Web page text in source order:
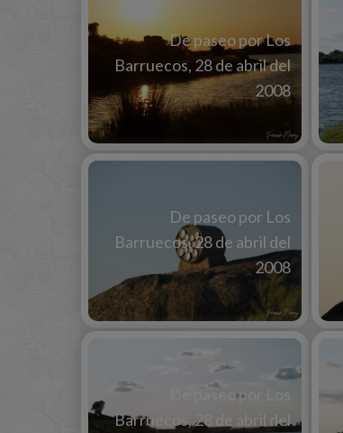
De paseo por Los
Barruecos, 28 de abril del
2008
De paseo por Los
Barruecos, 28 de abril del
2008
De paseo por Los
Barruecos, 28 de abril del